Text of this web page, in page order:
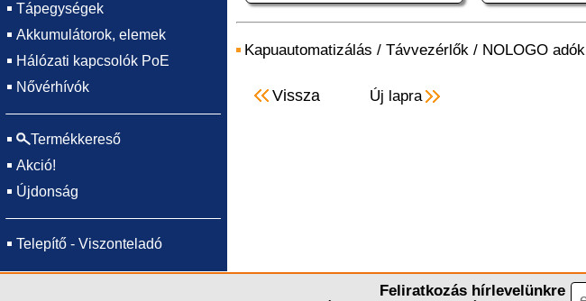
Tápegységek
Akkumulátorok, elemek
Hálózati kapcsolók PoE
Nővérhívók
Termékkereső
Akció!
Újdonság
Telepítő - Viszonteladó
Kapuautomatizálás / Távvezérlők / NOLOGO adók
Vissza Új lapra
Feliratkozás hírlevelünkre